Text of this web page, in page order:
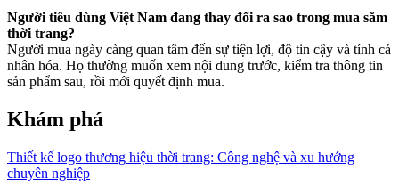
Người tiêu dùng Việt Nam đang thay đổi ra sao trong mua sắm
thời trang?
Người mua ngày càng quan tâm đến sự tiện lợi, độ tin cậy và tính cá
nhân hóa. Họ thường muốn xem nội dung trước, kiểm tra thông tin
sản phẩm sau, rồi mới quyết định mua.
Khám phá
Thiết kế logo thương hiệu thời trang: Công nghệ và xu hướng
chuyên nghiệp